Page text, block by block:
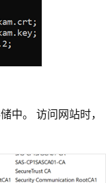
中。 访问网站时，